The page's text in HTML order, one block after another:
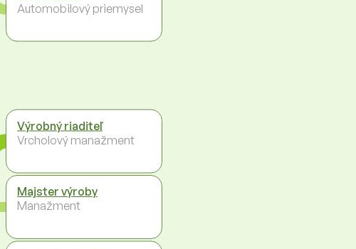
Automobilový priemysel
Výrobný riaditeľ
Vrcholový manažment
Majster výroby
Manažment